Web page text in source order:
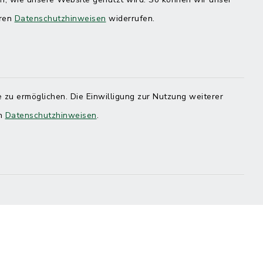
Datenschutzhinweisen widerrufen.
ermöglichen. Die Einwilligung zur Nutzung weiterer
Datenschutzhinweisen.